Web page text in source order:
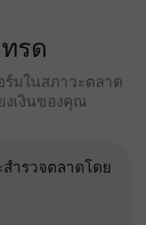
รด
มในสภาวะตลาด
งเงินของคุณ
สำรวจตลาดโดย